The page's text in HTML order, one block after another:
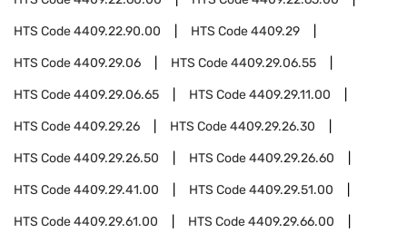
HTS Code4409.22.90.00 HTS Code4409.29
HTS Code4409.29.06 HTS Code4409.29.06.55
HTS Code4409.29.06.65 HTS Code4409.29.11.00
HTS Code4409.29.26 HTS Code4409.29.26.30
HTS Code4409.29.26.50 HTS Code4409.29.26.60
HTS Code4409.29.41.00 HTS Code4409.29.51.00
HTS Code4409.29.61.00 HTS Code4409.29.66.00